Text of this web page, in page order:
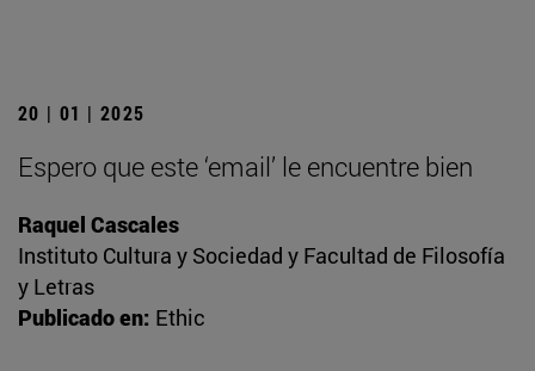
20 | 01 | 2025
Espero que este ‘email’ le encuentre bien
Raquel Cascales
Instituto Cultura y Sociedad y Facultad de Filosofía
y Letras
Publicado en: Ethic